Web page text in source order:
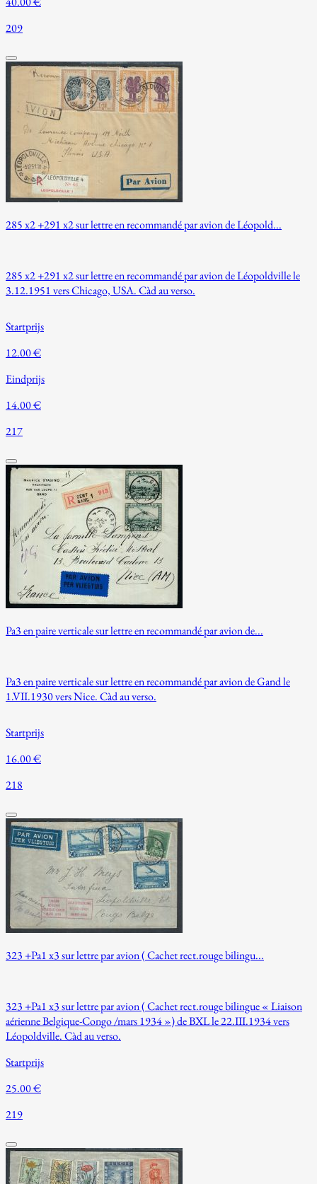
209
285 x2 +291 x2 sur lettre en recommandé par avion de Léopold...
285 x2 +291 x2 sur lettre en recommandé par avion de Léopoldville le
3.12.1951 vers Chicago, USA. Càd au verso.
Startprijs
12.00 €
Eindprijs
14.00 €
217
Pa3 en paire verticale sur lettre en recommandé par avion de...
Pa3 en paire verticale sur lettre en recommandé par avion de Gand le
1.VII.1930 vers Nice. Càd au verso.
Startprijs
16.00 €
218
323 +Pa1 x3 sur lettre par avion ( Cachet rect.rouge bilingu...
323 +Pa1 x3 sur lettre par avion ( Cachet rect.rouge bilingue « Liaison
aérienne Belgique-Congo /mars 1934 ») de BXL le 22.III.1934 vers
Léopoldville. Càd au verso.
Startprijs
25.00 €
219